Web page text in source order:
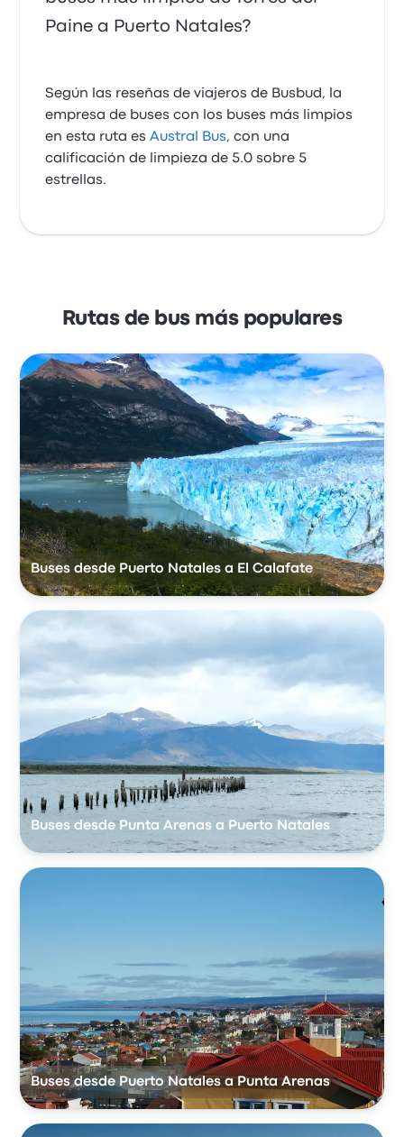
Paine a Puerto Natales?
Según las reseñas de viajeros de Busbud, la
empresa de buses con los buses más limpios
en esta ruta esAustral Bus, con una
calificación de limpieza de 5.0 sobre 5
estrellas.
Rutas de bus más populares
Buses desde Puerto Natales a El Calafate
Buses desde Punta Arenas a Puerto Natales
Buses desde Puerto Natales a Punta Arenas